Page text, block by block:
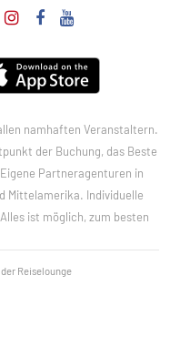
namhaften Veranstaltern.
der Buchung, das Beste
Partneragenturen in
Mittelamerika. Individuelle
ist möglich, zum besten
Reiselounge